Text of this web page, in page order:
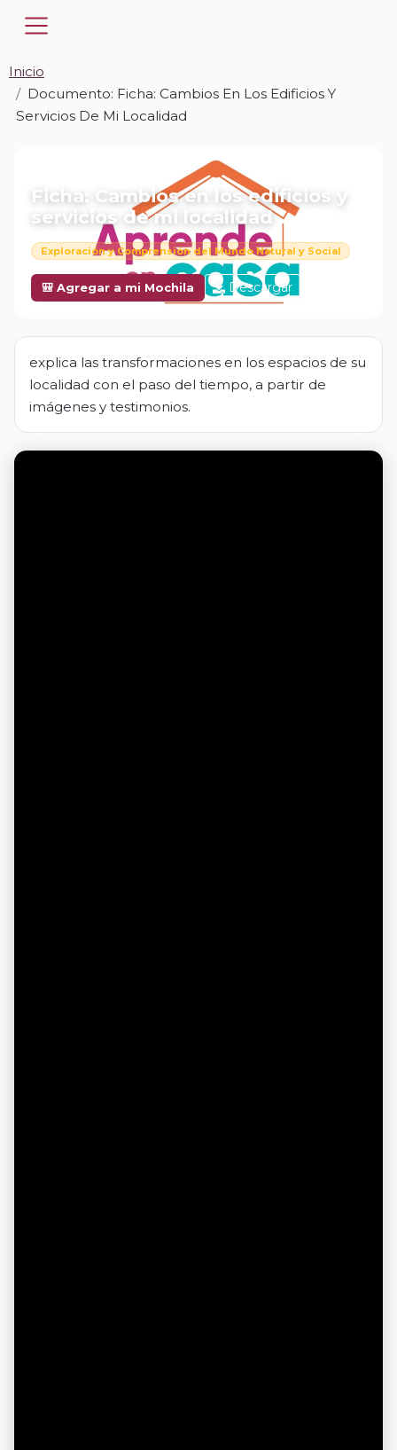
Inicio
Documento: Ficha: Cambios En Los Edificios Y
Servicios De Mi Localidad
Ficha: Cambios en los edificios y
servicios de mi localidad
Exploración y Comprensión del Mundo Natural y Social
🎒 Agregar a mi Mochila Descargar
explica las transformaciones en los espacios de su
localidad con el paso del tiempo, a partir de
imágenes y testimonios.